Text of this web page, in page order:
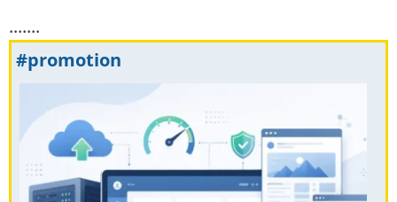
.......
#promotion